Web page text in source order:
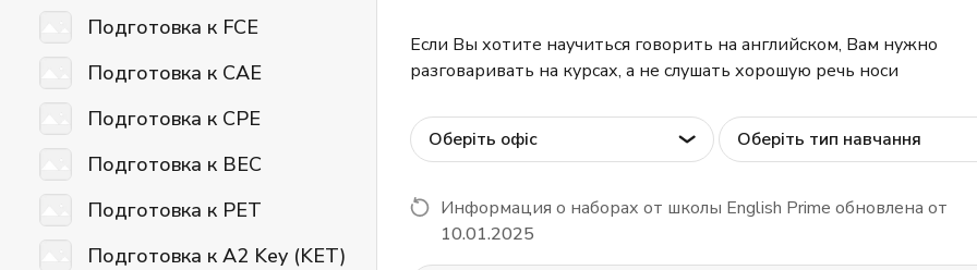
Подготовка к FCE
Подготовка к CAE
Подготовка к CPE
Подготовка к BEC
Подготовка к PET
Подготовка к A2 Key (KET)
Если Вы хотите научиться говорить на английском, Вам нужно
разговаривать на курсах, а не слушать хорошую речь носи
Оберіть офіс Оберіть тип навчання
Информация о наборах от школы English Prime обновлена от
10.01.2025